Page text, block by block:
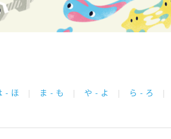
- ほ ま - も や - よ ら - ろ